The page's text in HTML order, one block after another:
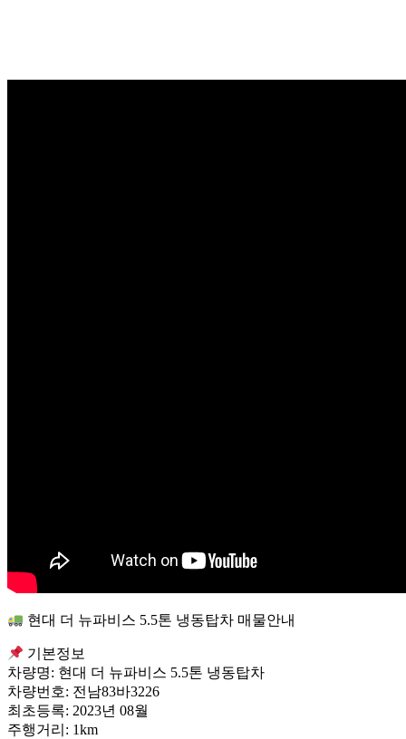
현대 더 뉴파비스 5.5톤 냉동탑차 매물안내
기본정보
차량명: 현대 더 뉴파비스 5.5톤 냉동탑차
차량번호: 전남83바3226
최초등록: 2023년 08월
주행거리: 1km